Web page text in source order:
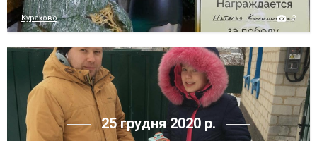
Курахово 2
25 грудня 2020 р.